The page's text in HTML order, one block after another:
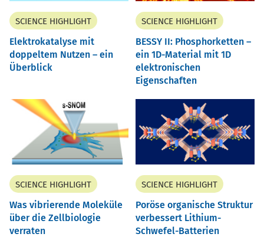
SCIENCE HIGHLIGHT
Elektrokatalyse mit
doppeltem Nutzen – ein
Überblick
SCIENCE HIGHLIGHT
BESSY II: Phosphorketten –
ein 1D-Material mit 1D
elektronischen
Eigenschaften
SCIENCE HIGHLIGHT
Was vibrierende Moleküle
über die Zellbiologie
verraten
SCIENCE HIGHLIGHT
Poröse organische Struktur
verbessert Lithium-
Schwefel-Batterien